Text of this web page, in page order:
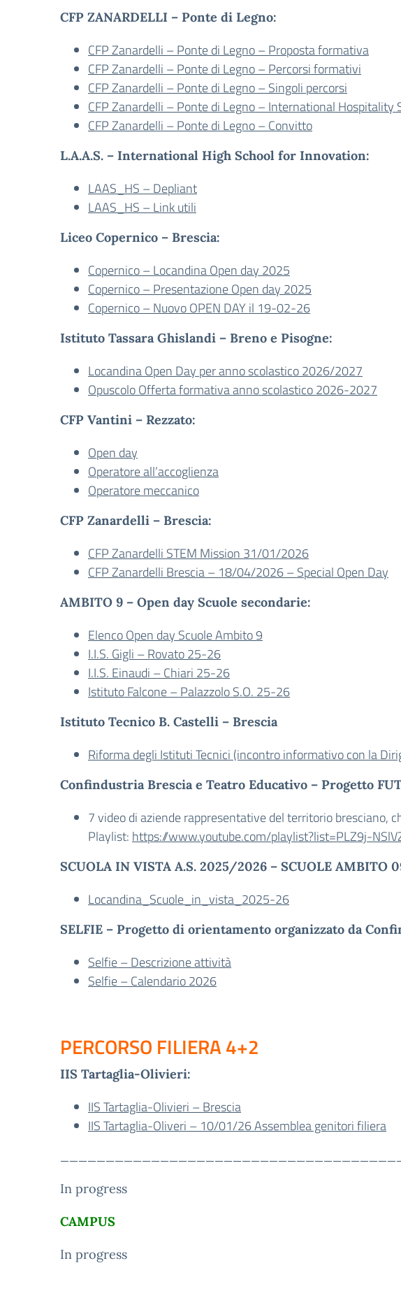
CFP ZANARDELLI – Ponte di Legno:
CFP Zanardelli – Ponte di Legno – Proposta formativa
CFP Zanardelli – Ponte di Legno – Percorsi formativi
CFP Zanardelli – Ponte di Legno – Singoli percorsi
CFP Zanardelli – Ponte di Legno – International Hospitality
CFP Zanardelli – Ponte di Legno – Convitto
L.A.A.S. – International High School for Innovation:
LAAS_HS – Depliant
LAAS_HS – Link utili
Liceo Copernico – Brescia:
Copernico – Locandina Open day 2025
Copernico – Presentazione Open day 2025
Copernico – Nuovo OPEN DAY il 19-02-26
Istituto Tassara Ghislandi – Breno e Pisogne:
Locandina Open Day per anno scolastico 2026/2027
Opuscolo Offerta formativa anno scolastico 2026-2027
CFP Vantini – Rezzato:
Open day
Operatore all’accoglienza
Operatore meccanico
CFP Zanardelli – Brescia:
CFP Zanardelli STEM Mission 31/01/2026
CFP Zanardelli Brescia – 18/04/2026 – Special Open Day
AMBITO 9 – Open day Scuole secondarie:
Elenco Open day Scuole Ambito 9
I.I.S. Gigli – Rovato 25-26
I.I.S. Einaudi – Chiari 25-26
Istituto Falcone – Palazzolo S.O. 25-26
Istituto Tecnico B. Castelli – Brescia
Riforma degli Istituti Tecnici (incontro informativo con la
Confindustria Brescia e Teatro Educativo – Progetto
7 video di aziende rappresentative del territorio bresciano,
Playlist: https://www.youtube.com/playlist?list=PLZ9j-
SCUOLA IN VISTA A.S. 2025/2026 – SCUOLE
Locandina_Scuole_in_vista_2025-26
SELFIE – Progetto di orientamento organizzato da
Selfie – Descrizione attività
Selfie – Calendario 2026
PERCORSO FILIERA 4+2
IIS Tartaglia-Olivieri:
IIS Tartaglia-Olivieri – Brescia
IIS Tartaglia-Oliveri – 10/01/26 Assemblea genitori filiera
In progress
CAMPUS
In progress